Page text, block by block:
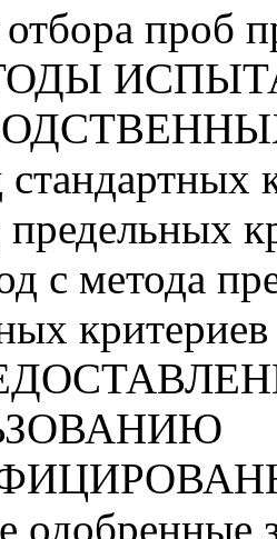
проб
с метода
критериев